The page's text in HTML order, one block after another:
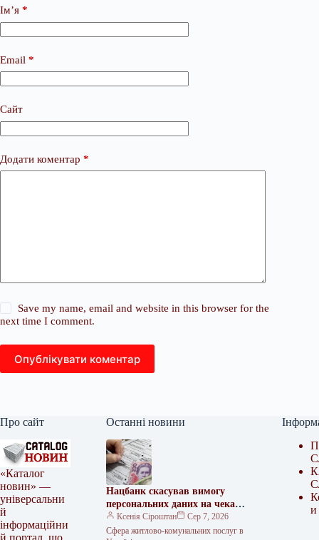
Ім’я *
Email *
Сайт
Додати коментар *
Save my name, email and website in this browser for the
next time I comment.
Опублікувати коментар
Про сайт
«Каталог
новин» —
універсальни
й
інформаційни
Останні новини
Нацбанк скасував вимогу
персональних даних на чеках
за комуналку
Ксенія Сіроштан
Сер 7, 2026
Сфера житлово-комунальних послуг в
и